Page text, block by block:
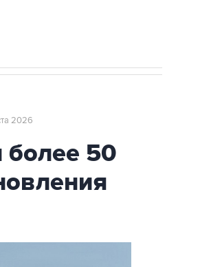
2026
более 50